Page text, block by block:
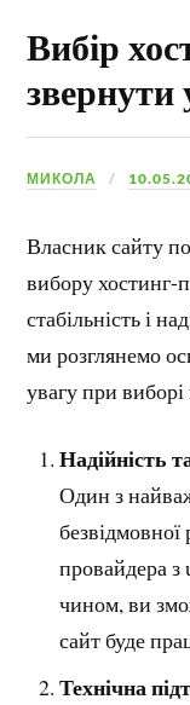
Вибір
звернути
МИКОЛА
Власник сайту
вибору хостинг-
стабільність і
ми розглянемо
увагу при
Надійність
Один з
провайдера
чином, ви
сайт буде
Технічна